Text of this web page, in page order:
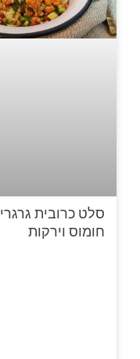
סלט כרובית גרגרי
חומוס וירקות